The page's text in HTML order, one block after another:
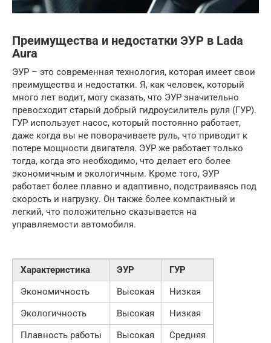
Преимущества и недостатки ЭУР в Lada
Aura
ЭУР – это современная технология, которая имеет свои
преимущества и недостатки. Я, как человек, который
много лет водит, могу сказать, что ЭУР значительно
превосходит старый добрый гидроусилитель руля (ГУР).
ГУР использует насос, который постоянно работает,
даже когда вы не поворачиваете руль, что приводит к
потере мощности двигателя. ЭУР же работает только
тогда, когда это необходимо, что делает его более
экономичным и экологичным. Кроме того, ЭУР
работает более плавно и адаптивно, подстраиваясь под
скорость и нагрузку. Он также более компактный и
легкий, что положительно сказывается на
управляемости автомобиля.
Характеристика ЭУР
ГУР
Экономичность
Высокая
Низкая
Экологичность
Высокая
Низкая
Плавность работы
Высокая
Средняя